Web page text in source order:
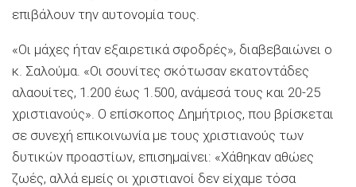
επιβάλουν την αυτονομία τους.
«Οι μάχες ήταν εξαιρετικά σφοδρές», διαβεβαιώνει ο
κ. Σαλούμα. «Οι σουνίτες σκότωσαν εκατοντάδες
αλαουίτες, 1.200 έως 1.500, ανάμεσά τους και 20-25
χριστιανούς». Ο επίσκοπος Δημήτριος, που βρίσκεται
σε συνεχή επικοινωνία με τους χριστιανούς των
δυτικών προαστίων, επισημαίνει: «Χάθηκαν αθώες
ζωές, αλλά εμείς οι χριστιανοί δεν είχαμε τόσα